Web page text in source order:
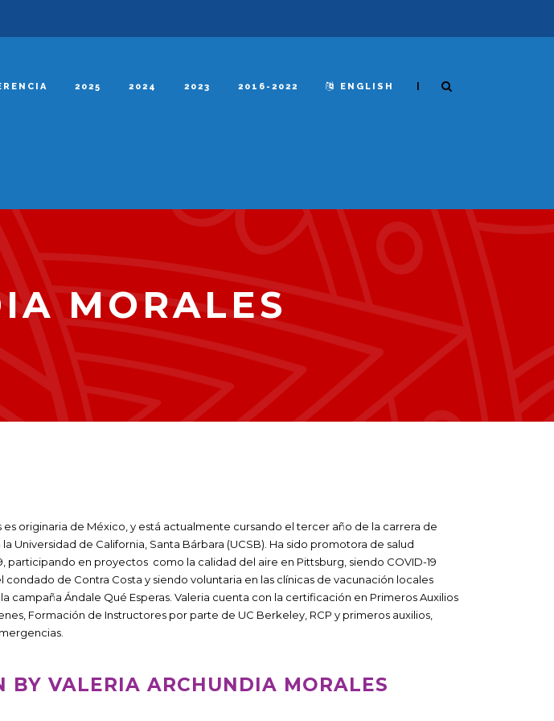
2025 2024 2023 2016-2022 ENGLISH |
MORALES
es originaria de México, y está actualmente cursando el tercer año de la carrera de
Universidad de California, Santa Bárbara (UCSB). Ha sido promotora de salud
participando en proyectos como la calidad del aire en Pittsburg, siendo COVID-19
condado de Contra Costa y siendo voluntaria en las clínicas de vacunación locales
campaña Ándale Qué Esperas. Valeria cuenta con la certificación en Primeros Auxilios
Formación de Instructores por parte de UC Berkeley, RCP y primeros auxilios,
BY VALERIA ARCHUNDIA MORALES